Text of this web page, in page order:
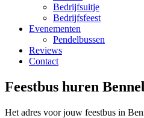
Bedrijfsuitje
Bedrijfsfeest
Evenementen
Pendelbussen
Reviews
Contact
Feestbus huren
Het adres voor jouw feestbus in